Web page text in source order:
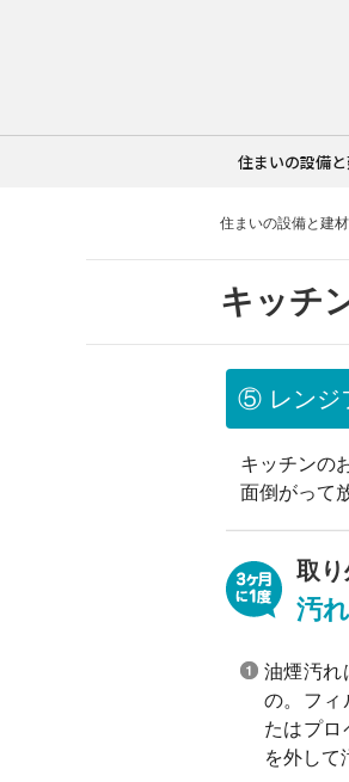
住まいの設備
住まいの設備と建材
キッチ
⑤ レンジ
キッチンの
面倒がって
取
汚
油煙汚れ
の。フィ
たはプロ
を外して